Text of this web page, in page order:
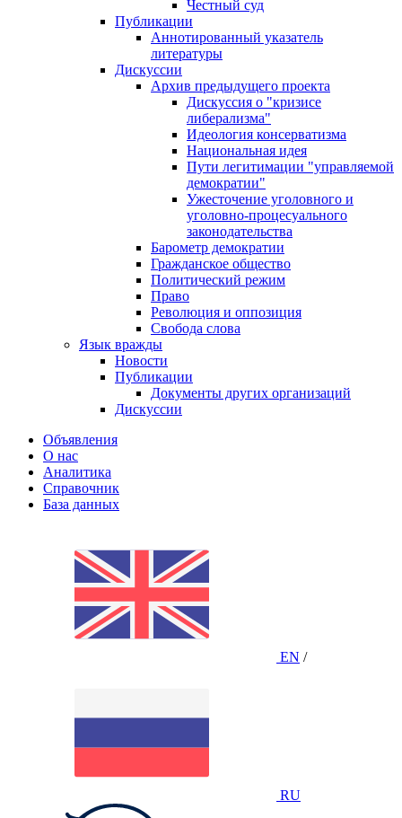
Честный суд
Публикации
Аннотированный указатель
литературы
Дискуссии
Архив предыдущего проекта
Дискуссия о "кризисе
либерализма"
Идеология консерватизма
Национальная идея
Пути легитимации "управляемой
демократии"
Ужесточение уголовного и
уголовно-процесуального
законодательства
Барометр демократии
Гражданское общество
Политический режим
Право
Революция и оппозиция
Свобода слова
Язык вражды
Новости
Публикации
Документы других организаций
Дискуссии
Объявления
О нас
Аналитика
Справочник
База данных
EN /
RU